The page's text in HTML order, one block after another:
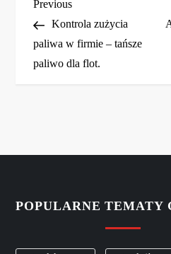
N
a
w
c
j
Previous
Post
Previous
Kontrola zużycia
paliwa w firmie – tańsze
paliwo dla flot.
POPULARNE TEMATY